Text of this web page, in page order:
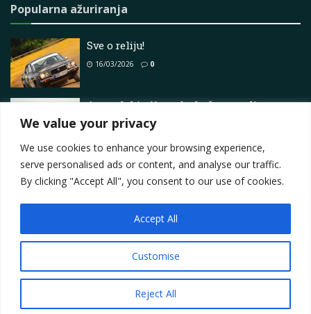
We value your privacy
We use cookies to enhance your browsing experience,
serve personalised ads or content, and analyse our traffic.
By clicking "Accept All", you consent to our use of cookies.
Customise
Reject All
Accept All
Popularna ažuriranja
Sve o reliju!
16/03/2026 0
Australski off-road trkač postavljen za
povratak na Landmark
Contact
Privacy Policy
Terms Marketing i oglašavanje